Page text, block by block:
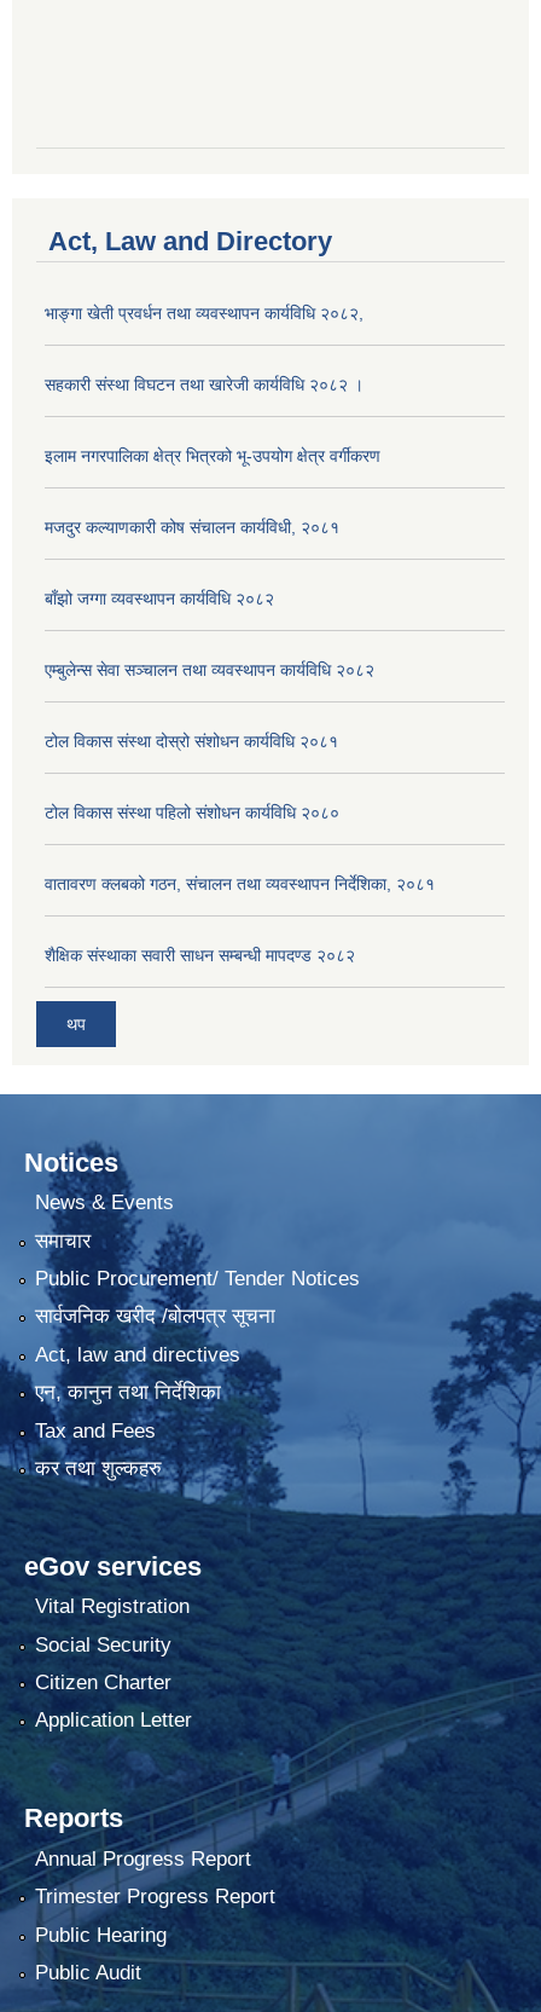
Act, Law and Directory
भाङ्गा खेती प्रवर्धन तथा व्यवस्थापन कार्यविधि २०८२,
सहकारी संस्था विघटन तथा खारेजी कार्यविधि २०८२ ।
इलाम नगरपालिका क्षेत्र भित्रको भू-उपयोग क्षेत्र वर्गीकरण
मजदुर कल्याणकारी कोष संचालन कार्यविधी, २०८१
बाँझो जग्गा व्यवस्थापन कार्यविधि २०८२
एम्बुलेन्स सेवा सञ्चालन तथा व्यवस्थापन कार्यविधि २०८२
टोल विकास संस्था दोस्रो संशोधन कार्यविधि २०८१
टोल विकास संस्था पहिलो संशोधन कार्यविधि २०८०
वातावरण क्लबको गठन, संचालन तथा व्यवस्थापन निर्देशिका, २०८१
शैक्षिक संस्थाका सवारी साधन सम्बन्धी मापदण्ड २०८२
थप
Notices
News & Events
समाचार
Public Procurement/ Tender Notices
सार्वजनिक खरीद /बोलपत्र सूचना
Act, law and directives
एन, कानुन तथा निर्देशिका
Tax and Fees
कर तथा शुल्कहरु
eGov services
Vital Registration
Social Security
Citizen Charter
Application Letter
Reports
Annual Progress Report
Trimester Progress Report
Public Hearing
Public Audit